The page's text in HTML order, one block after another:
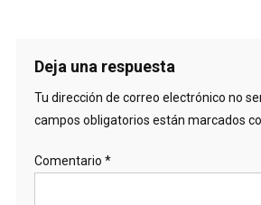
Deja una respuesta
Tu dirección de correo electrónico no
campos obligatorios están marcados
Comentario *